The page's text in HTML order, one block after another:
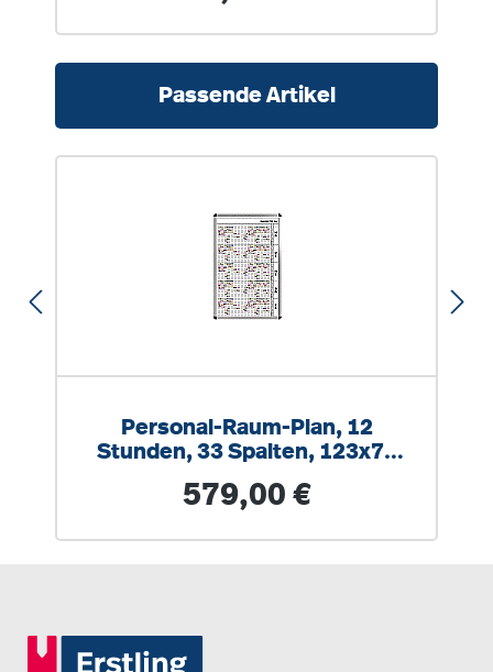
Passende Artikel
Personal-Raum-Plan, 12
Stunden, 33 Spalten, 123x77
Regulärer Preis:
579,00 €